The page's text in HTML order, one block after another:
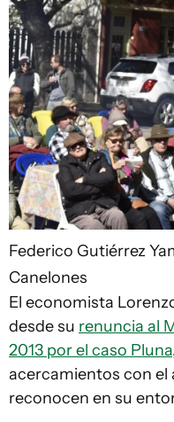
Federico Gutiérrez
Canelones
El economista
desde su renuncia al
2013 por el caso Pluna
acercamientos con el
reconocen en su